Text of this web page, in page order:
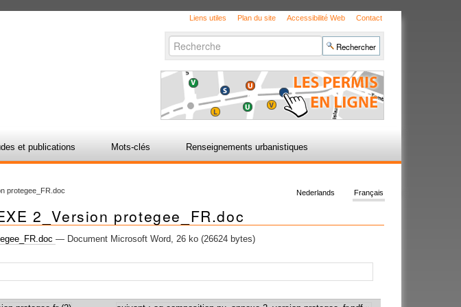
Liens utiles Plan du site Accessibilité Web Contact
Chercher par
avancée…
et publications Mots-clés Renseignements urbanistiques
protegee_FR.doc Français
Nederlands
2_Version protegee_FR.doc
— Document Microsoft Word, 26 ko (26624 bytes)